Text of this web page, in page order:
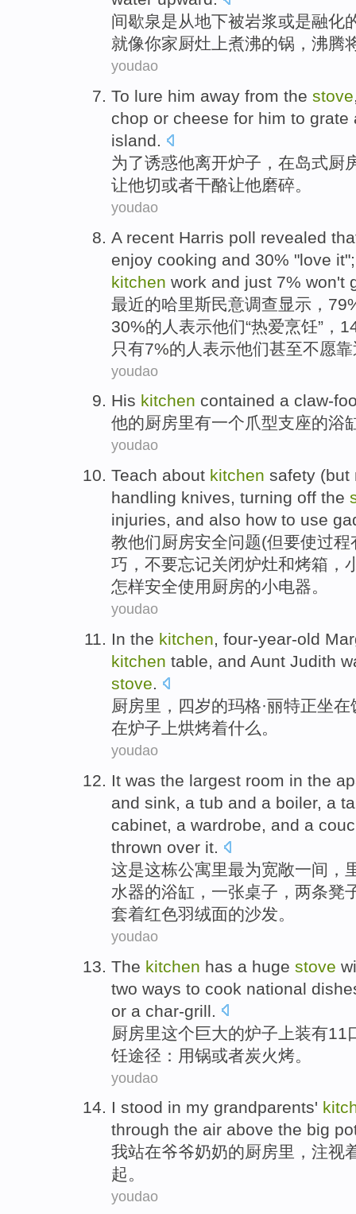
间歇泉是从地下被岩浆或是融化
就像你家厨灶上煮沸的锅 ，沸腾
youdao
To lure him away from the stove
chop or cheese for him to grate
island.
为了诱惑他离开炉子 ， 在岛式厨
让他切或者干酪让他磨碎。
youdao
A recent Harris poll revealed
enjoy cooking and 30% "love
kitchen work and just 7% won't
最近的哈里斯民意调查显示 ，
30%的人表示他们“热爱烹饪”，
只有7%的人表示他们甚至不愿
youdao
His kitchen contained a claw-
他的厨房里有一个爪型支座的浴
youdao
Teach about kitchen safety (but
handling knives, turning off the
injuries, and also how to use
教他们厨房安全问题(但要使过
巧，不要忘记关闭炉灶和烤箱 ，
怎样安全使用 厨房的小电器。
youdao
In the kitchen, four-year-old
kitchen table, and Aunt Judith
stove.
厨房里 ， 四岁的玛格·丽特正坐在
在炉子 上烘烤着什么。
youdao
It was the largest room in the
and sink, a tub and a boiler, a
cabinet, a wardrobe, and a
thrown over it.
这是这栋公寓里最为宽敞一间，
水器的浴缸， 一张桌子 ， 两条凳
套着红色羽绒面的沙发。
youdao
The kitchen has a huge stove
two ways to cook national
or a char-grill
厨房里这个巨大的炉子 上装有11
饪途径 ： 用锅或者炭火烤。
youdao
I stood in my grandparents'
through the air above the big
我站在爷爷奶奶的厨房里 ， 注视
起。
youdao